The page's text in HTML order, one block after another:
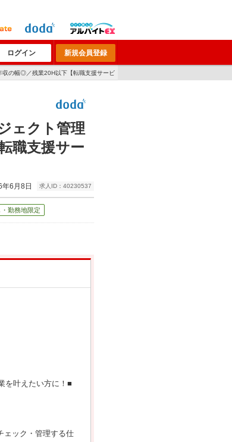
ログイン 新規会員登録
の幅◎／残業20H以下【転職支援サービ
ェクト管理
職支援サー
6月8日 求人ID：40230537
勤務地限定
を叶えたい方に！■
ェック・管理する仕